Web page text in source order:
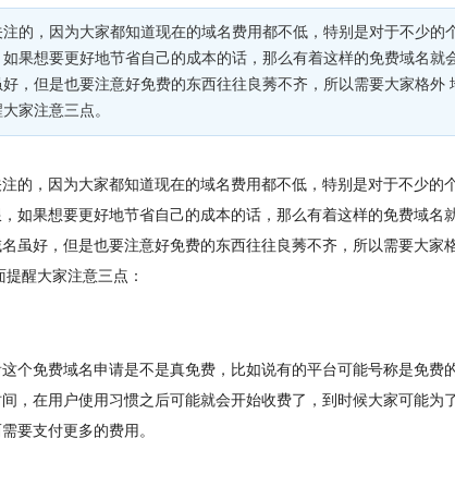
的，因为大家都知道现在的域名费用都不低，特别是对于不少的
果想要更好地节省自己的成本的话，那么有着这样的免费域名就
，但是也要注意好免费的东西往往良莠不齐，所以需要大家格外
家注意三点。
的，因为大家都知道现在的域名费用都不低，特别是对于不少的
如果想要更好地节省自己的成本的话，那么有着这样的免费域名
虽好，但是也要注意好免费的东西往往良莠不齐，所以需要大家
提醒大家注意三点：
个免费域名申请是不是真免费，比如说有的平台可能号称是免费
，在用户使用习惯之后可能就会开始收费了，到时候大家可能为
要支付更多的费用。